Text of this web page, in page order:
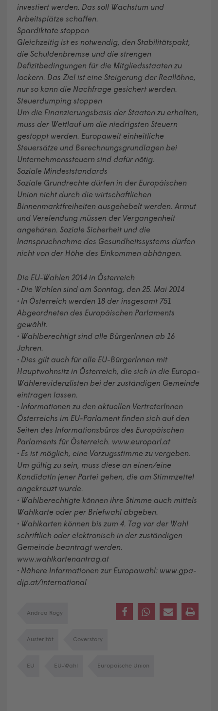
investiert werden. Das soll Wachstum und
Arbeitsplätze schaffen.
Spardiktate stoppen
Gleichzeitig ist es notwendig, den Stabilitätspakt,
die Schuldenbremse und die strengen
Defizitbedingungen für die Mitgliedsstaaten zu
lockern. Das Ziel ist eine Steigerung der Reallöhne,
nur so kann die Nachfrage gesichert werden.
Steuerdumping stoppen
Um die Finanzierungsbasis der Staaten zu erhalten,
muss der Wettlauf um die niedrigsten Steuern
gestoppt werden. Europaweit einheitliche
Steuersätze und Berechnungsgrundlagen bei
Unternehmenssteuern sind dafür nötig.
Soziale Mindeststandards
Soziale Grundrechte dürfen in der Europäischen
Union nicht durch die wirtschaftlichen
Binnenmarktfreiheiten ausgehebelt werden. Armut
und Verelendung müssen der Vergangenheit
angehören. Soziale Sicherheit und die
Inanspruchnahme des Gesundheitssystems dürfen
nicht von der Höhe des Einkommen abhängen.
Die EU-Wahlen 2014 in Österreich
• Die Wahlen sind am Sonntag, den 25. Mai 2014
• In Österreich werden 18 der insgesamt 751
Abgeordneten des Europäischen Parlaments
gewählt.
• Wahlberechtigt sind alle BürgerInnen ab 16
Jahren.
• Dies gilt auch für alle EU-BürgerInnen mit
Hauptwohnsitz in Österreich, die sich in die Europa-
Wählerevidenzlisten bei der zuständigen Gemeinde
eintragen lassen.
• Informationen zu den aktuellen VertreterInnen
Österreichs im EU-Parlament finden sich auf den
Seiten des Informationsbüros des Europäischen
Parlaments für Österreich. www.europarl.at
• Es ist möglich, eine Vorzugsstimme zu vergeben.
Um gültig zu sein, muss diese an einen/eine
KandidatIn jener Partei gehen, die am Stimmzettel
angekreuzt wurde.
• Wahlberechtigte können ihre Stimme auch mittels
Wahlkarte oder per Briefwahl abgeben.
• Wahlkarten können bis zum 4. Tag vor der Wahl
schriftlich oder elektronisch in der zuständigen
Gemeinde beantragt werden.
www.wahlkartenantrag.at
• Nähere Informationen zur Europawahl: www.gpa-
djp.at/international
Andrea Rogy
Austerität Coverstory
EU EU-Wahl Europäische Union